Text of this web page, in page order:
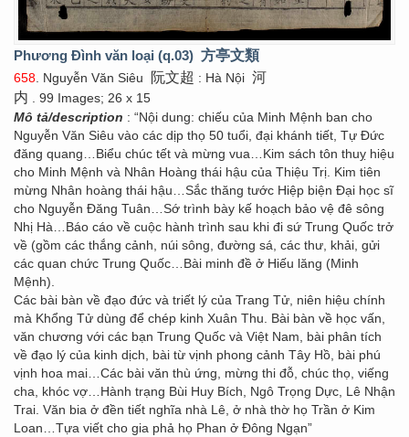
Phương Đình văn loại (q.03) 方亭文類
658. Nguyễn Văn Siêu 阮文超 : Hà Nội 河
内 . 99 Images; 26 x 15
Mô tả/description : “Nội dung: chiếu của Minh Mệnh ban cho
Nguyễn Văn Siêu vào các dịp thọ 50 tuổi, đại khánh tiết, Tự Đức
đăng quang…Biểu chúc tết và mừng vua…Kim sách tôn thuỵ hiệu
cho Minh Mệnh và Nhân Hoàng thái hậu của Thiệu Trị. Kim tiên
mừng Nhân hoàng thái hậu…Sắc thăng tước Hiệp biện Đại học sĩ
cho Nguyễn Đăng Tuân…Sớ trình bày kế hoạch bảo vệ đê sông
Nhị Hà…Báo cáo về cuộc hành trình sau khi đi sứ Trung Quốc trở
về (gồm các thắng cảnh, núi sông, đường sá, các thư, khải, gửi
các quan chức Trung Quốc…Bài minh đề ở Hiếu lăng (Minh
Mệnh).
Các bài bàn về đạo đức và triết lý của Trang Tử, niên hiệu chính
mà Khổng Tử dùng để chép kinh Xuân Thu. Bài bàn về học vấn,
văn chương với các bạn Trung Quốc và Việt Nam, bài phân tích
về đạo lý của kinh dịch, bài từ vịnh phong cảnh Tây Hồ, bài phú
vịnh hoa mai…Các bài văn thù ứng, mừng thi đỗ, chúc thọ, viếng
cha, khóc vợ…Hành trạng Bùi Huy Bích, Ngô Trọng Dực, Lê Nhận
Trai. Văn bia ở đền tiết nghĩa nhà Lê, ở nhà thờ họ Trần ở Kim
Loan…Tựa viết cho gia phả họ Phan ở Đông Ngạn”